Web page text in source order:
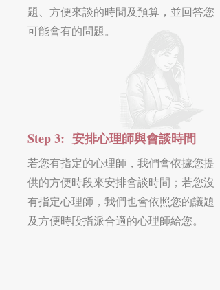
題、方便來談的時間及預算，並回答您
可能會有的問題。
Step 3: 安排心理師與會談時間
若您有指定的心理師，我們會依據您提
供的方便時段來安排會談時間；若您沒
有指定心理師，我們也會依照您的議題
及方便時段指派合適的心理師給您。